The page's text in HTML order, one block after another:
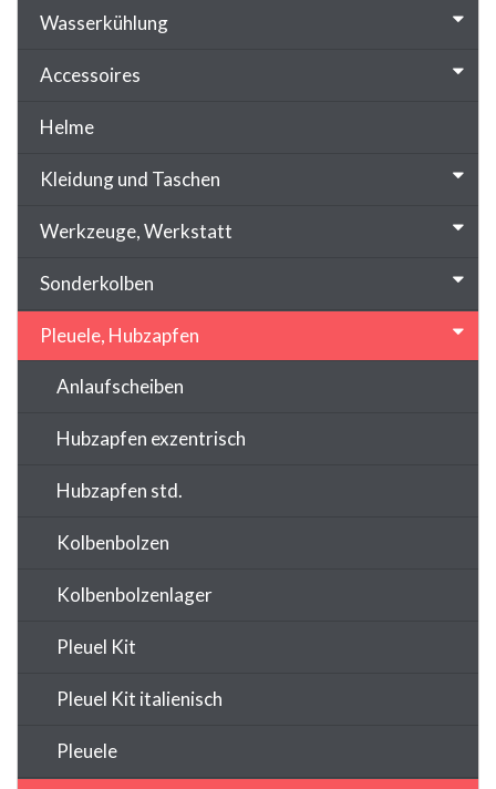
Wasserkühlung
Accessoires
Helme
Kleidung und Taschen
Werkzeuge, Werkstatt
Sonderkolben
Pleuele, Hubzapfen
Anlaufscheiben
Hubzapfen exzentrisch
Hubzapfen std.
Kolbenbolzen
Kolbenbolzenlager
Pleuel Kit
Pleuel Kit italienisch
Pleuele